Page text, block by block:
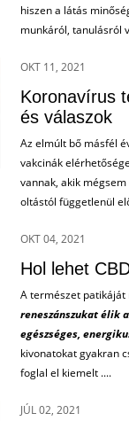
hiszen a látás
munkáról, tanulásról
OKT 11, 2021
Koronavírus
és válaszok
Az elmúlt bő másfél
vakcinák
vannak, akik
oltástól függetlenül
OKT 04, 2021
Hol lehet
A természet
reneszánszukat élik
egészséges,
kivonatokat gyakran
foglal el kiemelt ....
JÚL 02, 2021